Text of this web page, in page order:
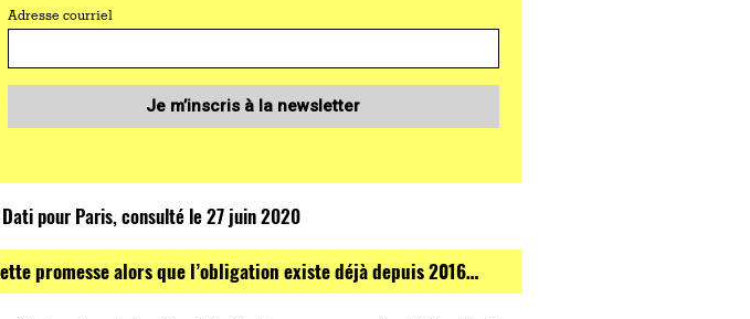
Adresse courriel
Je m’inscris à la newsletter
pour Paris, consulté le 27 juin 2020
promesse alors que l’obligation existe déjà depuis 2016…